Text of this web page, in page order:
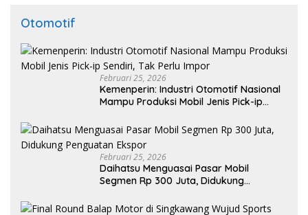
Otomotif
Februari 25, 2026
Kemenperin: Industri Otomotif Nasional
Mampu Produksi Mobil Jenis Pick-ip
Februari 25, 2026
Daihatsu Menguasai Pasar Mobil
Segmen Rp 300 Juta, Didukung